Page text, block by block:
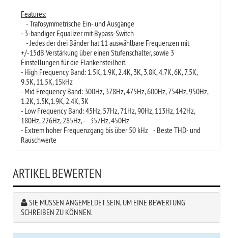
Features:
- Trafosymmetrische Ein- und Ausgänge
- 3-bandiger Equalizer mit Bypass-Switch
- Jedes der drei Bänder hat 11 auswählbare Frequenzen mit
+/-15dB Verstärkung über einen Stufenschalter, sowie 3
Einstellungen für die Flankensteilheit.
- High Frequency Band: 1.5K, 1.9K, 2.4K, 3K, 3.8K, 4.7K, 6K, 7.5K,
9.5K, 11.5K, 15kHz
- Mid Frequency Band: 300Hz, 378Hz, 475Hz, 600Hz, 754Hz, 950Hz,
1.2K, 1.5K,1.9K, 2.4K, 3K
- Low Frequency Band: 45Hz, 57Hz, 71Hz, 90Hz, 113Hz, 142Hz,
180Hz, 226Hz, 285Hz, - 357Hz, 450Hz
- Extrem hoher Frequenzgang bis über 50 kHz - Beste THD- und
Rauschwerte
ARTIKEL BEWERTEN
SIE MÜSSEN ANGEMELDET SEIN, UM EINE BEWERTUNG
SCHREIBEN ZU KÖNNEN.